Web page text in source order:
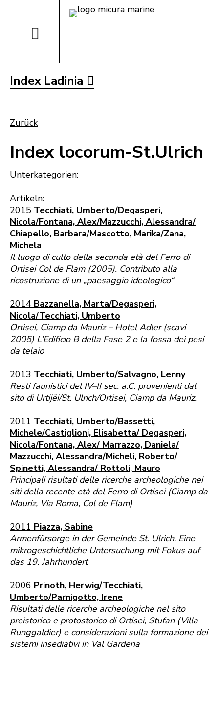
Index Ladinia
Zurück
Index locorum-St.Ulrich
Unterkategorien:
Artikeln:
2015 Tecchiati, Umberto/Degasperi,
Nicola/Fontana, Alex/Mazzucchi, Alessandra/
Chiapello, Barbara/Mascotto, Marika/Zana,
Michela
Il luogo di culto della seconda età del Ferro di
Ortisei Col de Flam (2005). Contributo alla
ricostruzione di un „paesaggio ideologico“
2014 Bazzanella, Marta/Degasperi,
Nicola/Tecchiati, Umberto
Ortisei, Ciamp da Mauriz – Hotel Adler (scavi
2005) L’Edificio B della Fase 2 e la fossa dei pesi
da telaio
2013 Tecchiati, Umberto/Salvagno, Lenny
Resti faunistici del IV–II sec. a.C. provenienti dal
sito di Urtijëi/St. Ulrich/Ortisei, Ciamp da Mauriz.
2011 Tecchiati, Umberto/Bassetti,
Michele/Castiglioni, Elisabetta/ Degasperi,
Nicola/Fontana, Alex/ Marrazzo, Daniela/
Mazzucchi, Alessandra/Micheli, Roberto/
Spinetti, Alessandra/ Rottoli, Mauro
Principali risultati delle ricerche archeologiche nei
siti della recente età del Ferro di Ortisei (Ciamp da
Mauriz, Via Roma, Col de Flam)
2011 Piazza, Sabine
Armenfürsorge in der Gemeinde St. Ulrich. Eine
mikrogeschichtliche Untersuchung mit Fokus auf
das 19. Jahrhundert
2006 Prinoth, Herwig/Tecchiati,
Umberto/Parnigotto, Irene
Risultati delle ricerche archeologiche nel sito
preistorico e protostorico di Ortisei, Stufan (Villa
Runggaldier) e considerazioni sulla formazione dei
sistemi insediativi in Val Gardena